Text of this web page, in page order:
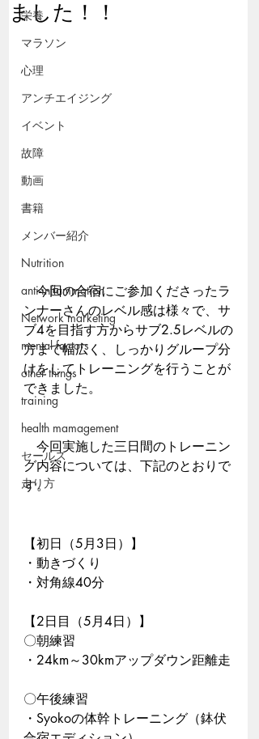
栄養
マラソン
心理
アンチエイジング
イベント
故障
動画
書籍
メンバー紹介
Nutrition
anti-inflammation
Network marketing
mental factors
other things
training
health mamagement
セールス
走り方
ました！！
今回の合宿にご参加くださったラ
ンナーさんのレベル感は様々で、サ
ブ4を目指す方からサブ2.5レベルの
方まで幅広く、しっかりグループ分
けをしてトレーニングを行うことが
できました。
今回実施した三日間のトレーニン
グ内容については、下記のとおりで
す。
【初日（5月3日）】
・動きづくり
・対角線40分
【2日目（5月4日）】
〇朝練習
・24km～30kmアップダウン距離走
〇午後練習
・Syokoの体幹トレーニング（鉢伏